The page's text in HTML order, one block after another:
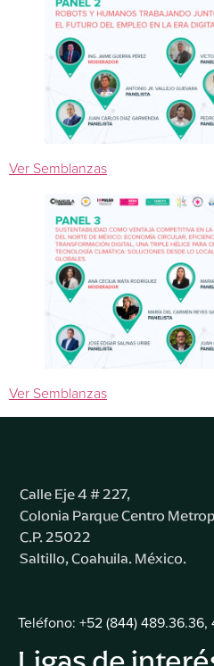
Ver Semblanzas
Ver Semblanzas
Calle Eje 4 # 227,
Colonia Parque Centro
C.P. 25022
Saltillo, Coahuila. México.
Teléfono: +52 (844) 489.36.36,